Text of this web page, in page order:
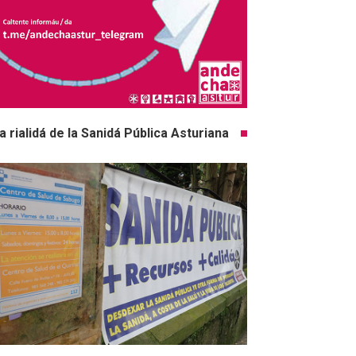
rialidá de la Sanidá Pública Asturiana